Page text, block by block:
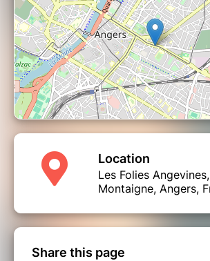
Location
Les Folies
Montaigne, Angers,
Share this page